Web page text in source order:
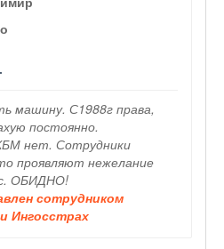
машину. С1988г права,
постоянно.
нет. Сотрудники
проявляют нежелание
ОБИДНО!
сотрудником
Ингосстрах